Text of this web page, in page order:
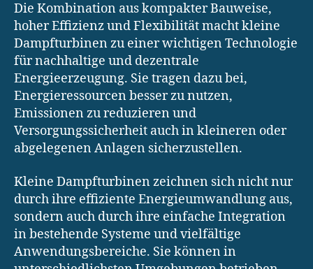
Die Kombination aus kompakter Bauweise,
hoher Effizienz und Flexibilität macht kleine
Dampfturbinen zu einer wichtigen Technologie
für nachhaltige und dezentrale
Energieerzeugung. Sie tragen dazu bei,
Energieressourcen besser zu nutzen,
Emissionen zu reduzieren und
Versorgungssicherheit auch in kleineren oder
abgelegenen Anlagen sicherzustellen.
Kleine Dampfturbinen zeichnen sich nicht nur
durch ihre effiziente Energieumwandlung aus,
sondern auch durch ihre einfache Integration
in bestehende Systeme und vielfältige
Anwendungsbereiche. Sie können in